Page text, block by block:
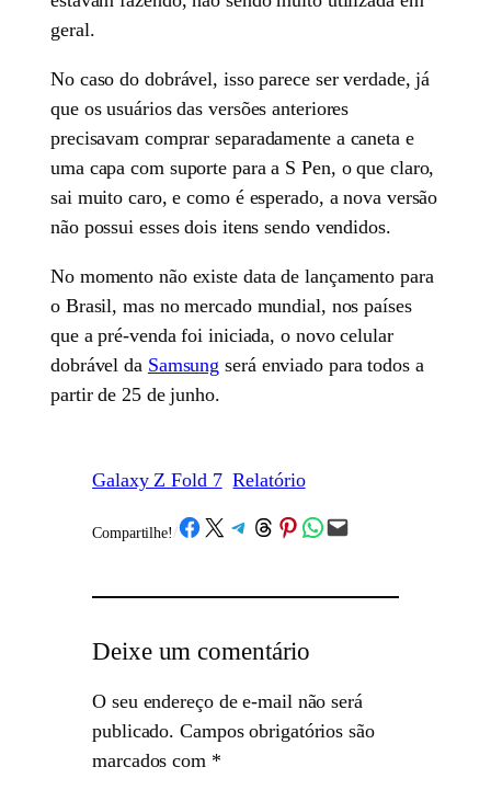
geral.
No caso do dobrável, isso parece ser verdade, já
que os usuários das versões anteriores
precisavam comprar separadamente a caneta e
uma capa com suporte para a S Pen, o que claro,
sai muito caro, e como é esperado, a nova versão
não possui esses dois itens sendo vendidos.
No momento não existe data de lançamento para
o Brasil, mas no mercado mundial, nos países
que a pré-venda foi iniciada, o novo celular
dobrável da Samsung será enviado para todos a
partir de 25 de junho.
Galaxy Z Fold 7 Relatório
Compartilhe! /Share on Facebook
Share on X Share on Telegram
Share on Threads
Share on Pinterest
Share on WhatsApp
Email this Page
Deixe um comentário
O seu endereço de e-mail não será
publicado. Campos obrigatórios são
marcados com *